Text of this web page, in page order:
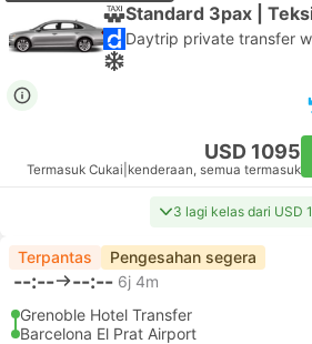
Standard 3pax |
USD 1095
Termasuk Cukai kenderaan, semua termasuk
3 lagi kelas dari USD
Terpantas Pengesahan segera
--:-- --:-- 6j 4m
Grenoble Hotel Transfer
Barcelona El Prat Airport